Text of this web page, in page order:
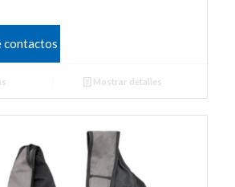
contactos
Mostrar detalles